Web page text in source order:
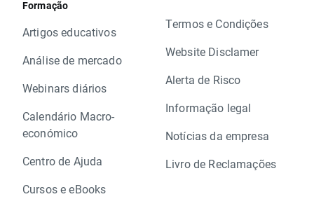
Formação
Artigos educativos
Análise de mercado
Webinars diários
Calendário Macro-
económico
Centro de Ajuda
Cursos e eBooks
Termos e Condições
Website Disclamer
Alerta de Risco
Informação legal
Notícias da empresa
Livro de Reclamações